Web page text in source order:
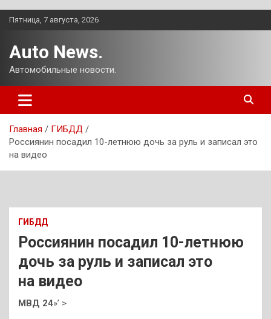
Перейти
Пятница, 7 августа, 2026
Auto News.
Автомобильные новости.
Главная
ГИБДД
Россиянин посадил 10-летнюю дочь за руль и записал это
на видео
ГИБДД
Россиянин посадил 10-летнюю
дочь за руль и записал это
на видео
МВД 24»’ >